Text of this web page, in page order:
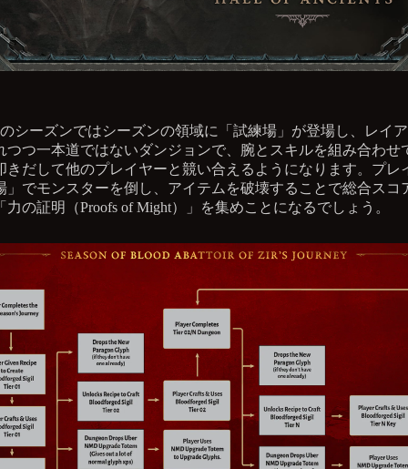
シーズンではシーズンの領域に「試練場」が登場し、レイ
つつ一本道ではないダンジョンで、腕とスキルを組み合わせ
きだして他のプレイヤーと競い合えるようになります。プレ
」でモンスターを倒し、アイテムを破壊することで総合スコ
力の証明（Proofs of Might）」を集めことになるでしょう。